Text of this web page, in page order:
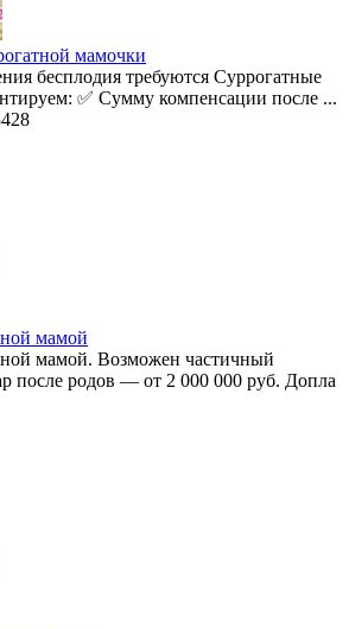
мамочки
бесплодия требуются Суррогатные
✅ Сумму компенсации после ...
мамой
мамой. Возможен частичный
после родов — от 2 000 000 руб. Допла